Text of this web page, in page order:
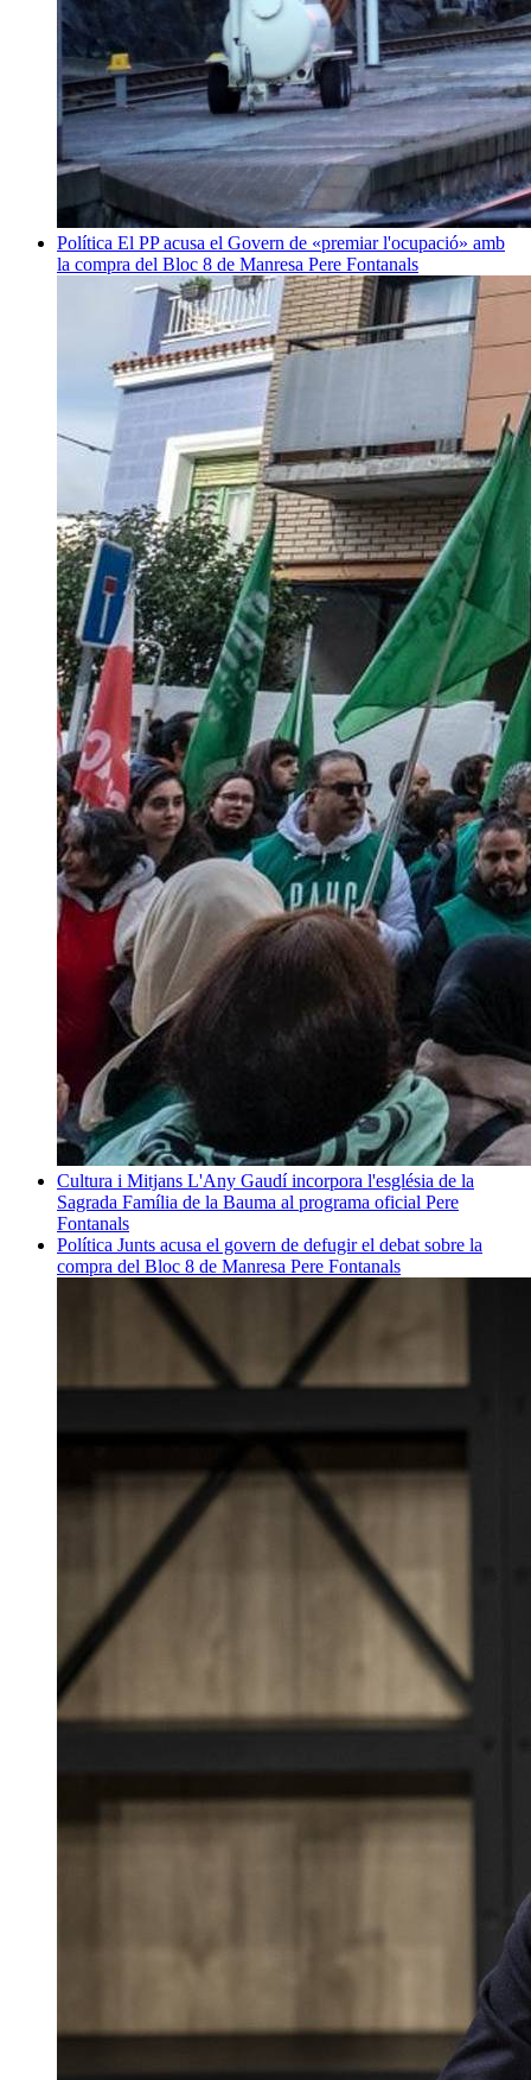
Política El PP acusa el Govern de «premiar l'ocupació» amb
la compra del Bloc 8 de Manresa Pere Fontanals
Cultura i Mitjans L'Any Gaudí incorpora l'església de la
Sagrada Família de la Bauma al programa oficial Pere
Fontanals
Política Junts acusa el govern de defugir el debat sobre la
compra del Bloc 8 de Manresa Pere Fontanals